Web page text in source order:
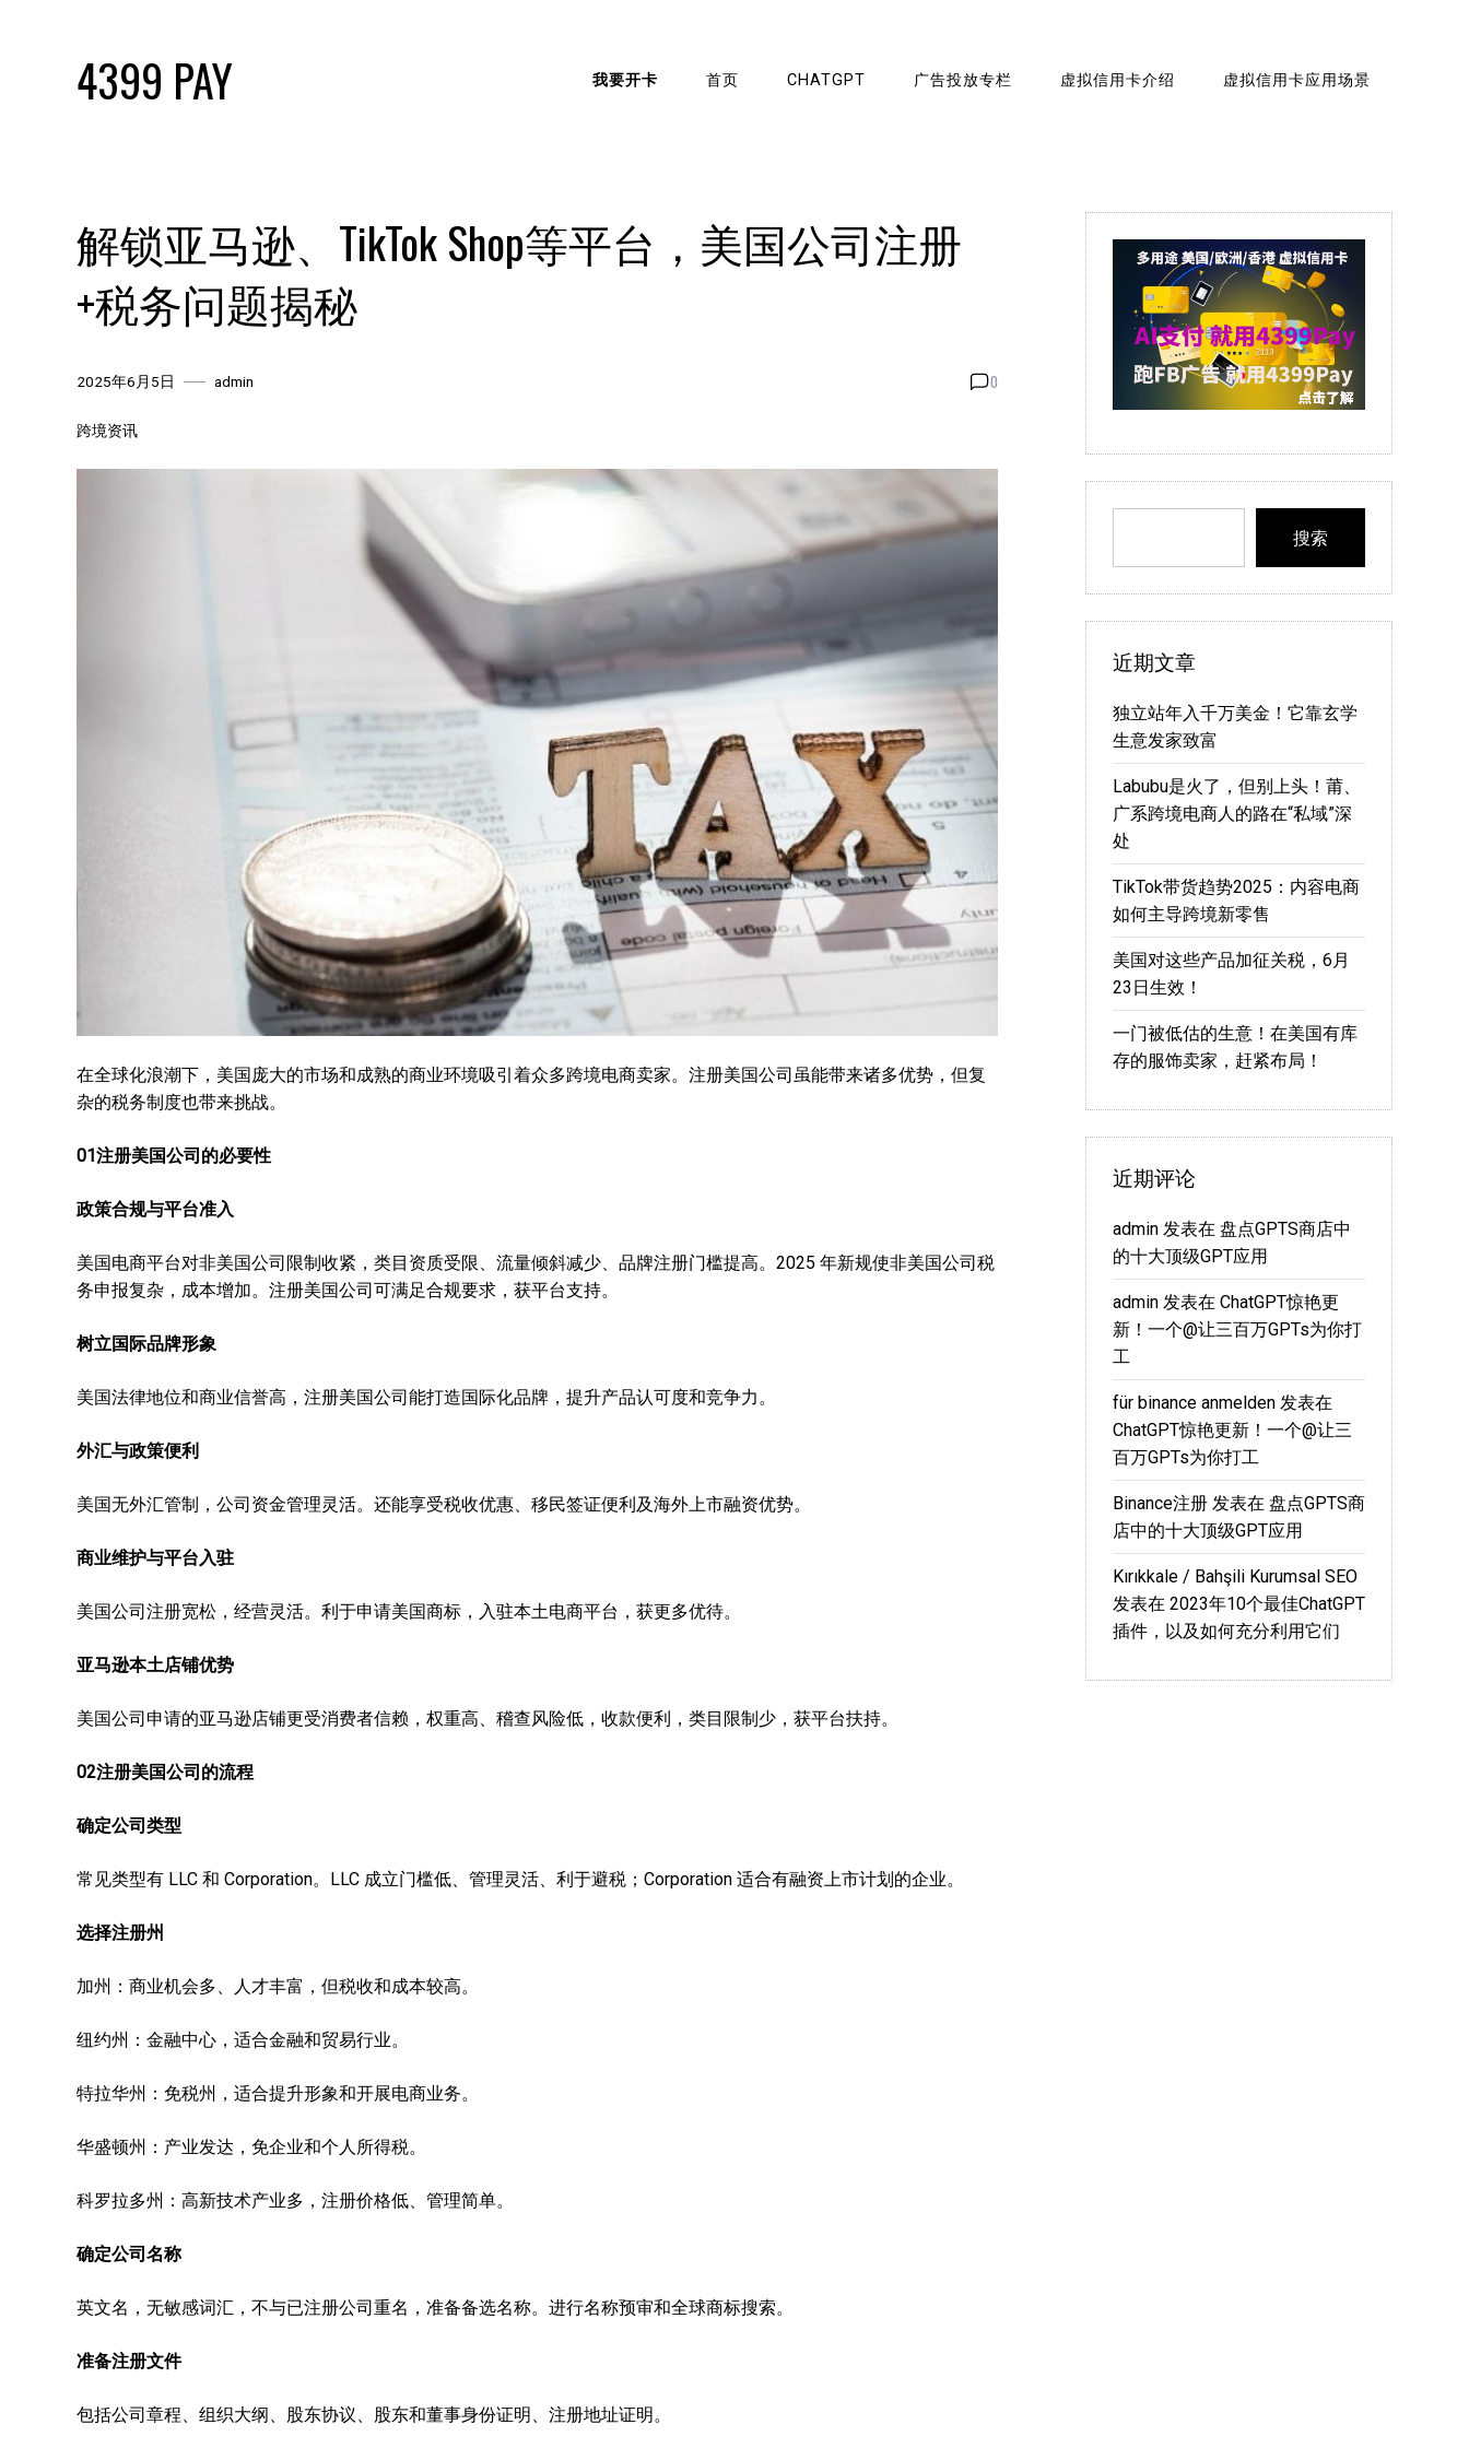
4399 PAY 我要开卡 首页 CHATGPT 广告投放专栏 虚拟信用卡介绍 虚拟信用卡应用场景
解锁亚马逊、TikTok Shop等平台，美国公司注册
+税务问题揭秘
2025年6月5日 admin 0
跨境资讯
在全球化浪潮下，美国庞大的市场和成熟的商业环境吸引着众多跨境电商卖家。注册美国公司虽能带来诸多优势，但复
杂的税务制度也带来挑战。
01注册美国公司的必要性
政策合规与平台准入
美国电商平台对非美国公司限制收紧，类目资质受限、流量倾斜减少、品牌注册门槛提高。2025 年新规使非美国公司税
务申报复杂，成本增加。注册美国公司可满足合规要求，获平台支持。
树立国际品牌形象
美国法律地位和商业信誉高，注册美国公司能打造国际化品牌，提升产品认可度和竞争力。
外汇与政策便利
美国无外汇管制，公司资金管理灵活。还能享受税收优惠、移民签证便利及海外上市融资优势。
商业维护与平台入驻
美国公司注册宽松，经营灵活。利于申请美国商标，入驻本土电商平台，获更多优待。
亚马逊本土店铺优势
美国公司申请的亚马逊店铺更受消费者信赖，权重高、稽查风险低，收款便利，类目限制少，获平台扶持。
02注册美国公司的流程
确定公司类型
常见类型有 LLC 和 Corporation。LLC 成立门槛低、管理灵活、利于避税；Corporation 适合有融资上市计划的企业。
选择注册州
加州：商业机会多、人才丰富，但税收和成本较高。
纽约州：金融中心，适合金融和贸易行业。
特拉华州：免税州，适合提升形象和开展电商业务。
华盛顿州：产业发达，免企业和个人所得税。
科罗拉多州：高新技术产业多，注册价格低、管理简单。
确定公司名称
英文名，无敏感词汇，不与已注册公司重名，准备备选名称。进行名称预审和全球商标搜索。
准备注册文件
包括公司章程、组织大纲、股东协议、股东和董事身份证明、注册地址证明。
搜索
近期文章
独立站年入千万美金！它靠玄学
生意发家致富
Labubu是火了，但别上头！莆、
广系跨境电商人的路在“私域”深
处
TikTok带货趋势2025：内容电商
如何主导跨境新零售
美国对这些产品加征关税，6月
23日生效！
一门被低估的生意！在美国有库
存的服饰卖家，赶紧布局！
近期评论
admin 发表在 盘点GPTS商店中
的十大顶级GPT应用
admin 发表在 ChatGPT惊艳更
新！一个@让三百万GPTs为你打
工
für binance anmelden 发表在
ChatGPT惊艳更新！一个@让三
百万GPTs为你打工
Binance注册 发表在 盘点GPTS商
店中的十大顶级GPT应用
Kırıkkale / Bahşili Kurumsal SEO
发表在 2023年10个最佳ChatGPT
插件，以及如何充分利用它们